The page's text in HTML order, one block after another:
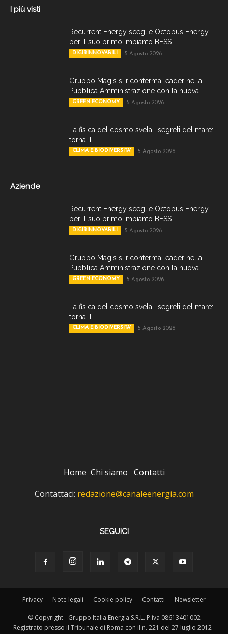
I più visti
Recurrent Energy sceglie Octopus Energy
per il suo primo impianto BESS...
DIGIRINNOVABILI 5 Agosto 2026
Gruppo Magis si riconferma leader nella
Pubblica Amministrazione con la nuova...
GREEN ECONOMY 5 Agosto 2026
La fisica del cosmo svela i segreti del mare:
torna il...
CLIMA E BIODIVERSITA' 5 Agosto 2026
Aziende
Recurrent Energy sceglie Octopus Energy
per il suo primo impianto BESS...
DIGIRINNOVABILI 5 Agosto 2026
Gruppo Magis si riconferma leader nella
Pubblica Amministrazione con la nuova...
GREEN ECONOMY 5 Agosto 2026
La fisica del cosmo svela i segreti del mare:
torna il...
CLIMA E BIODIVERSITA' 5 Agosto 2026
Home Chi siamo Contatti
Contattaci: redazione@canaleenergia.com
SEGUICI
Privacy Note legali Cookie policy Contatti Newsletter
© Copyright - Gruppo Italia Energia S.R.L. P.iva 08613401002
Registrato presso il Tribunale di Roma con il n. 221 del 27 luglio 2012 -